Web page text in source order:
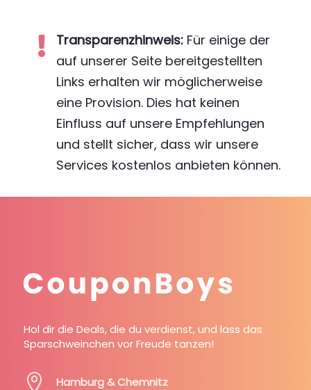
 Transparenzhinweis:Für einige der
auf unserer Seite bereitgestellten
Links erhalten wir möglicherweise
eine Provision. Dies hat keinen
Einfluss auf unsere Empfehlungen
und stellt sicher, dass wir unsere
Services kostenlos anbieten können.
Hol dir die Deals, die du verdienst, und lass das
Sparschweinchen vor Freude tanzen!
 Hamburg & Chemnitz